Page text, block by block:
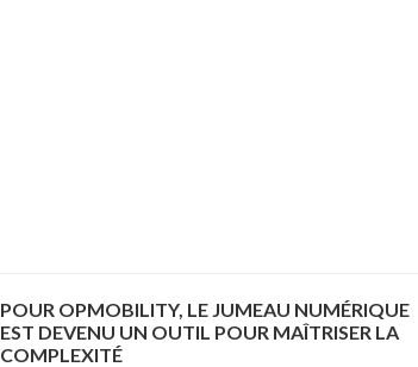
POUR OPMOBILITY, LE JUMEAU NUMÉRIQUE
EST DEVENU UN OUTIL POUR MAÎTRISER LA
COMPLEXITÉ